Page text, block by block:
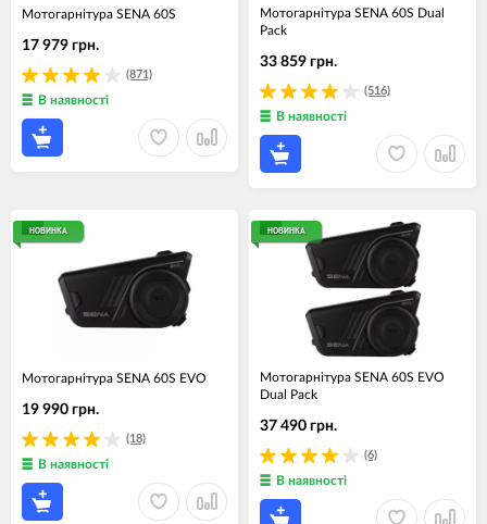
Мотогарнітура SENA 60S
(871)
17 979 грн.
В наявності
Мотогарнітура SENA 60S Dual
Pack
(516)
33 859 грн.
В наявності
НОВИНКА
Мотогарнітура SENA 60S EVO
(18)
19 990 грн.
В наявності
НОВИНКА
Мотогарнітура SENA 60S EVO
Dual Pack
(6)
37 490 грн.
В наявності